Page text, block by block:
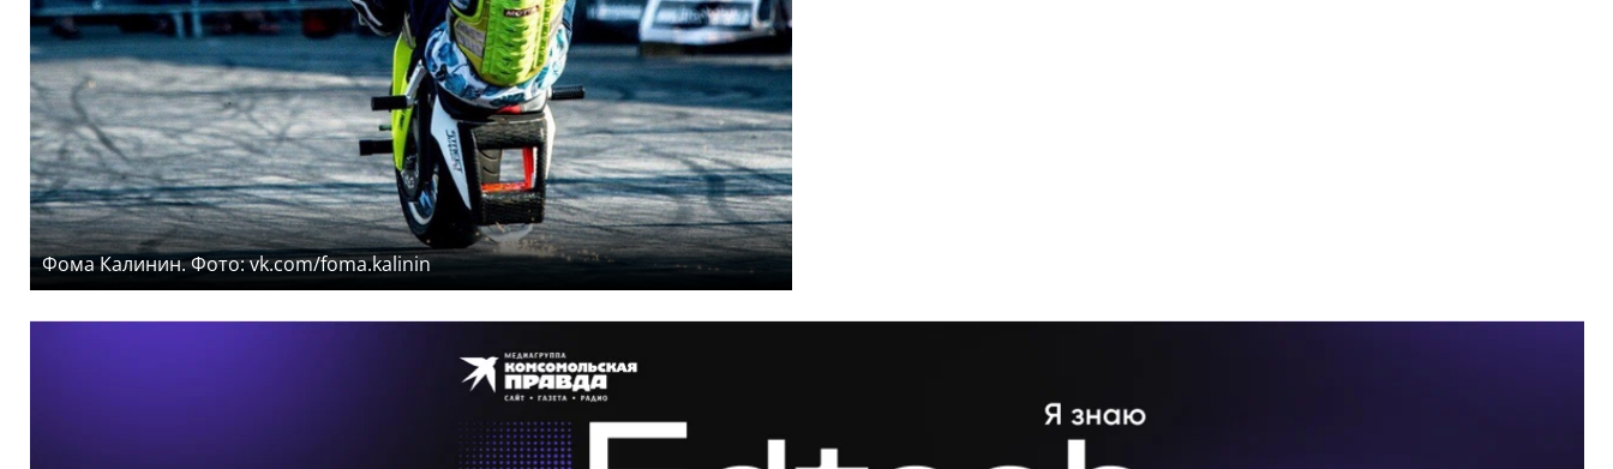
Фома Калинин. Фото: vk.com/foma.kalinin